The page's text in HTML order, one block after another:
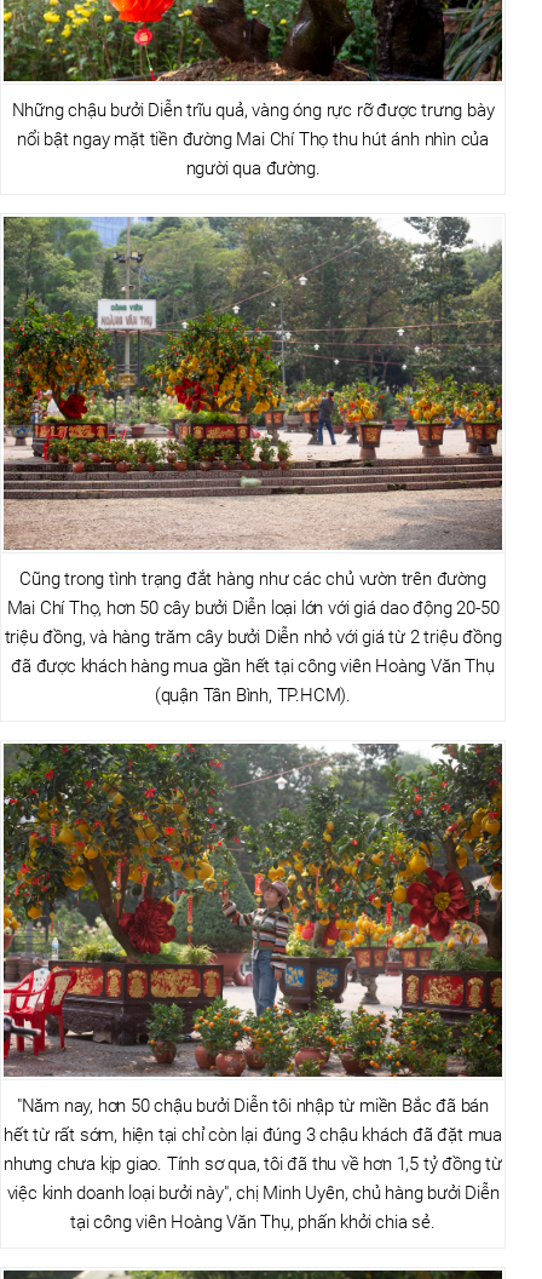
Những chậu bưởi Diễn trĩu quả, vàng óng rực rỡ được trưng bày
nổi bật ngay mặt tiền đường Mai Chí Thọ thu hút ánh nhìn của
người qua đường.
Cũng trong tình trạng đắt hàng như các chủ vườn trên đường
Mai Chí Thọ, hơn 50 cây bưởi Diễn loại lớn với giá dao động 20-50
triệu đồng, và hàng trăm cây bưởi Diễn nhỏ với giá từ 2 triệu đồng
đã được khách hàng mua gần hết tại công viên Hoàng Văn Thụ
(quận Tân Bình, TP.HCM).
"Năm nay, hơn 50 chậu bưởi Diễn tôi nhập từ miền Bắc đã bán
hết từ rất sớm, hiện tại chỉ còn lại đúng 3 chậu khách đã đặt mua
nhưng chưa kịp giao. Tính sơ qua, tôi đã thu về hơn 1,5 tỷ đồng từ
việc kinh doanh loại bưởi này", chị Minh Uyên, chủ hàng bưởi Diễn
tại công viên Hoàng Văn Thụ, phấn khởi chia sẻ.